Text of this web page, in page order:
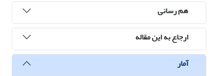
هم رسانی
ارجاع به این مقاله
آمار